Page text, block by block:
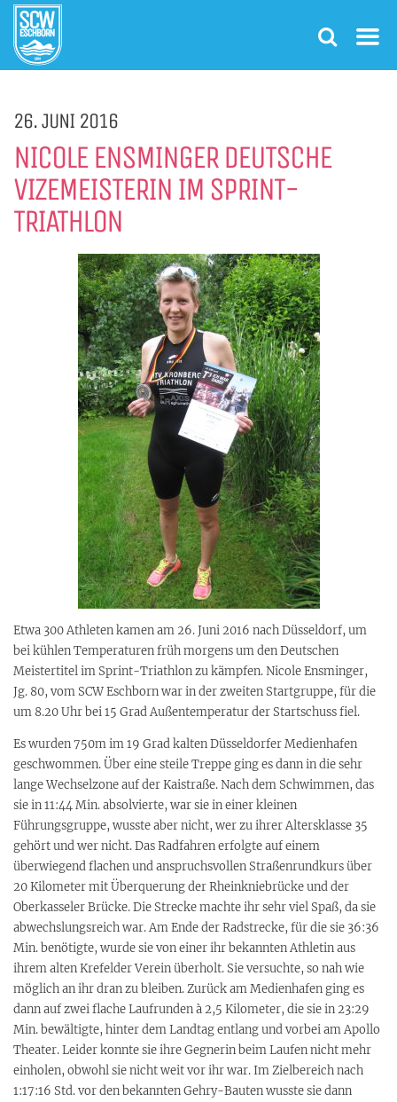
26. JUNI 2016
NICOLE ENSMINGER DEUTSCHE
VIZEMEISTERIN IM SPRINT-
TRIATHLON
Etwa 300 Athleten kamen am 26. Juni 2016 nach Düsseldorf, um
bei kühlen Temperaturen früh morgens um den Deutschen
Meistertitel im Sprint-Triathlon zu kämpfen. Nicole Ensminger,
Jg. 80, vom SCW Eschborn war in der zweiten Startgruppe, für die
um 8.20 Uhr bei 15 Grad Außentemperatur der Startschuss fiel.
Es wurden 750m im 19 Grad kalten Düsseldorfer Medienhafen
geschwommen. Über eine steile Treppe ging es dann in die sehr
lange Wechselzone auf der Kaistraße. Nach dem Schwimmen, das
sie in 11:44 Min. absolvierte, war sie in einer kleinen
Führungsgruppe, wusste aber nicht, wer zu ihrer Altersklasse 35
gehört und wer nicht. Das Radfahren erfolgte auf einem
überwiegend flachen und anspruchsvollen Straßenrundkurs über
20 Kilometer mit Überquerung der Rheinkniebrücke und der
Oberkasseler Brücke. Die Strecke machte ihr sehr viel Spaß, da sie
abwechslungsreich war. Am Ende der Radstrecke, für die sie 36:36
Min. benötigte, wurde sie von einer ihr bekannten Athletin aus
ihrem alten Krefelder Verein überholt. Sie versuchte, so nah wie
möglich an ihr dran zu bleiben. Zurück am Medienhafen ging es
dann auf zwei flache Laufrunden à 2,5 Kilometer, die sie in 23:29
Min. bewältigte, hinter dem Landtag entlang und vorbei am Apollo
Theater. Leider konnte sie ihre Gegnerin beim Laufen nicht mehr
einholen, obwohl sie nicht weit vor ihr war. Im Zielbereich nach
1:17:16 Std. vor den bekannten Gehry-Bauten wusste sie dann